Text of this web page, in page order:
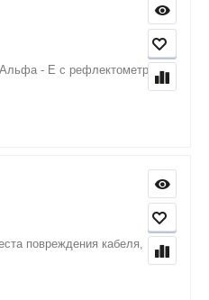
- Е с рефлектометром
повреждения кабеля,